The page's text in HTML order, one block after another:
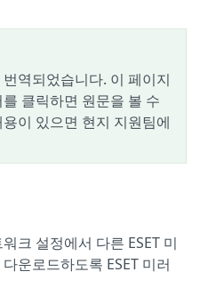
역되었습니다. 이 페이지
클릭하면 원문을 볼 수
이 있으면 현지 지원팀에
크 설정에서 다른 ESET 미
운로드하도록 ESET 미러